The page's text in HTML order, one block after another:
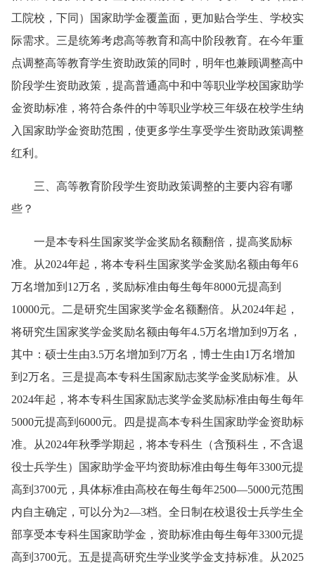
工院校，下同）国家助学金覆盖面，更加贴合学生、学校实
际需求。三是统筹考虑高等教育和高中阶段教育。在今年重
点调整高等教育学生资助政策的同时，明年也兼顾调整高中
阶段学生资助政策，提高普通高中和中等职业学校国家助学
金资助标准，将符合条件的中等职业学校三年级在校学生纳
入国家助学金资助范围，使更多学生享受学生资助政策调整
红利。
三、高等教育阶段学生资助政策调整的主要内容有哪
些？
一是本专科生国家奖学金奖励名额翻倍，提高奖励标
准。从2024年起，将本专科生国家奖学金奖励名额由每年6
万名增加到12万名，奖励标准由每生每年8000元提高到
10000元。二是研究生国家奖学金名额翻倍。从2024年起，
将研究生国家奖学金奖励名额由每年4.5万名增加到9万名，
其中：硕士生由3.5万名增加到7万名，博士生由1万名增加
到2万名。三是提高本专科生国家励志奖学金奖励标准。从
2024年起，将本专科生国家励志奖学金奖励标准由每生每年
5000元提高到6000元。四是提高本专科生国家助学金资助标
准。从2024年秋季学期起，将本专科生（含预科生，不含退
役士兵学生）国家助学金平均资助标准由每生每年3300元提
高到3700元，具体标准由高校在每生每年2500—5000元范围
内自主确定，可以分为2—3档。全日制在校退役士兵学生全
部享受本专科生国家助学金，资助标准由每生每年3300元提
高到3700元。五是提高研究生学业奖学金支持标准。从2025